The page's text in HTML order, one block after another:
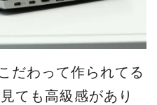
だわって作られてる
ても高級感があり